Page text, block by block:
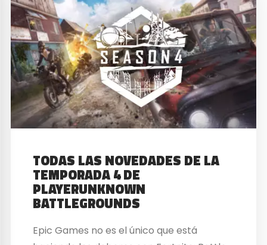
TODAS LAS NOVEDADES DE LA
TEMPORADA 4 DE
PLAYERUNKNOWN
BATTLEGROUNDS
Epic Games no es el único que está